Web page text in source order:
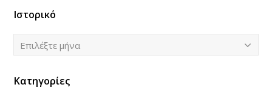
Ιστορικό
Ιστορικό
Επιλέξτε μήνα
Κατηγορίες